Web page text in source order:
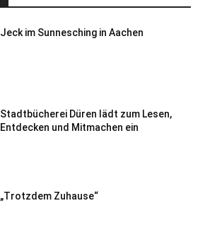
Jeck im Sunnesching in Aachen
Stadtbücherei Düren lädt zum Lesen,
Entdecken und Mitmachen ein
„Trotzdem Zuhause“